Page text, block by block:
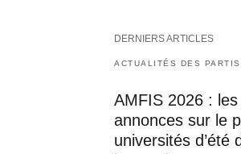
DERNIERS ARTICLES
ACTUALITÉS DES
AMFIS 2026 :
annonces sur le
universités d’été